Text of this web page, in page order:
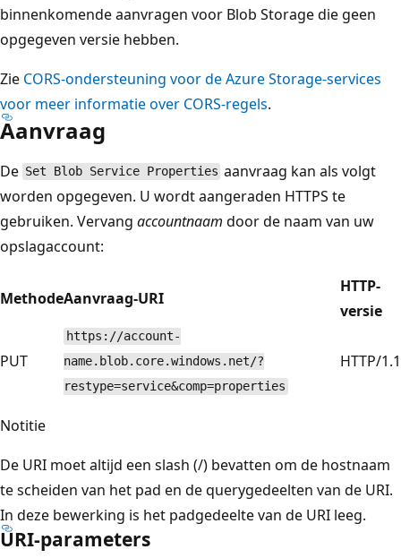
binnenkomende aanvragen voor Blob Storage die geen
opgegeven versie hebben.
Zie CORS-ondersteuning voor de Azure Storage-services
voor meer informatie over CORS-regels.
Aanvraag
De Set Blob Service Properties aanvraag kan als volgt
worden opgegeven. U wordt aangeraden HTTPS te
gebruiken. Vervang accountnaam door de naam van uw
opslagaccount:
MethodeAanvraag-URI
HTTP-
versie
PUT
https://account-
name.blob.core.windows.net/?
restype=service&comp=properties
HTTP/1.1
Notitie
De URI moet altijd een slash (/) bevatten om de hostnaam
te scheiden van het pad en de querygedeelten van de URI.
In deze bewerking is het padgedeelte van de URI leeg.
URI-parameters